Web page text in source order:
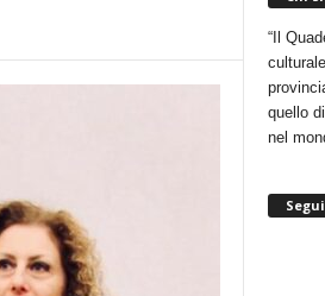
“Il
quello
nel